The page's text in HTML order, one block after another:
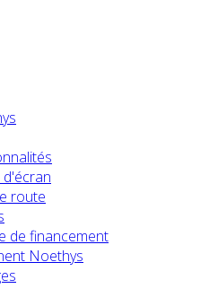
d'écran
route
de financement
Noethys